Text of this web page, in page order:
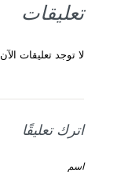
تعليقات
لا توجد تعليقات الآن.
اترك تعليقًا
اسم